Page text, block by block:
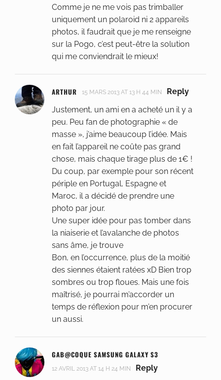
Comme je ne me vois pas trimballer
uniquement un polaroid ni 2 appareils
photos, il faudrait que je me renseigne
sur la Pogo, c’est peut-être la solution
qui me conviendrait le mieux!
ARTHUR 15 MARS 2013 AT 13 H 44 MIN
Reply
Justement, un ami en a acheté un il y a
peu. Peu fan de photographie « de
masse », j’aime beaucoup l’idée. Mais
en fait l’appareil ne coûte pas grand
chose, mais chaque tirage plus de 1€ !
Du coup, par exemple pour son récent
périple en Portugal, Espagne et
Maroc, il a décidé de prendre une
photo par jour.
Une super idée pour pas tomber dans
la niaiserie et l’avalanche de photos
sans âme, je trouve
Bon, en l’occurrence, plus de la moitié
des siennes étaient ratées xD Bien trop
sombres ou trop floues. Mais une fois
maîtrisé, je pourrai m’accorder un
temps de réflexion pour m’en procurer
un aussi.
GAB@COQUE SAMSUNG GALAXY S3
12 AVRIL 2013 AT 14 H 24 MIN
Reply